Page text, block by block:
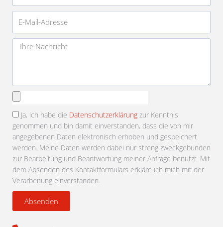
Mail-
Adresse
Nachricht
Anhang
Ja, ich habe die Datenschutzerklärung zur Kenntnis
genommen und bin damit einverstanden, dass die von mir
angegebenen Daten elektronisch erhoben und gespeichert
werden. Meine Daten werden dabei nur streng zweckgebunden
zur Bearbeitung und Beantwortung meiner Anfrage benutzt. Mit
dem Absenden des Kontaktformulars erkläre ich mich mit der
Verarbeitung einverstanden.
Absenden